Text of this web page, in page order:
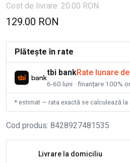
Cost de livrare: 20.00 RON
129.00 RON
Plătește în rate
tbi bankRate lunare
6-60 luni · finanțare 100%
* estimat — rata exactă se calculează la
Cod produs: 8428927481535
Livrare la domiciliu